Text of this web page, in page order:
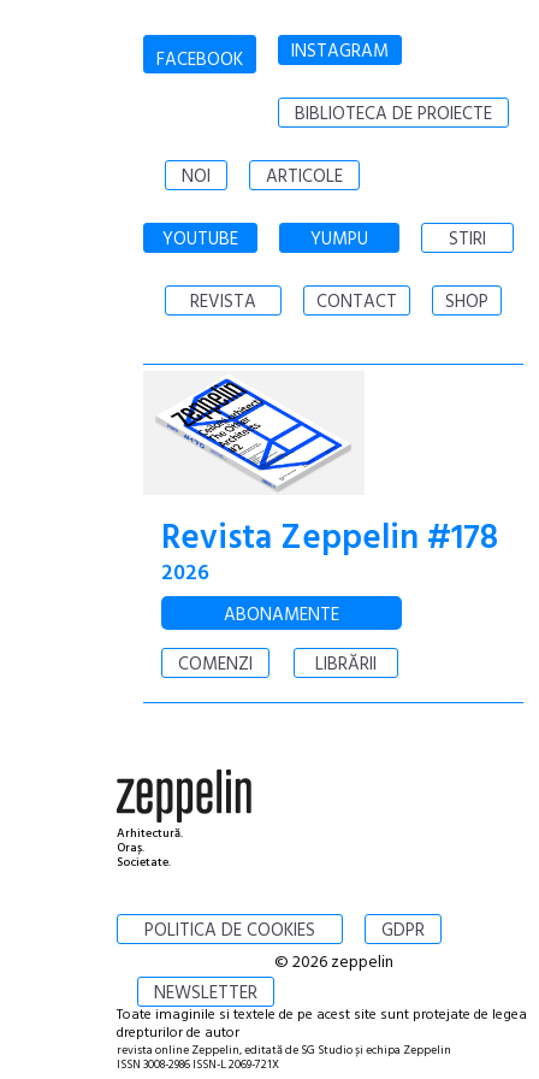
FACEBOOK INSTAGRAM
BIBLIOTECA DE PROIECTE
NOI ARTICOLE
YOUTUBE YUMPU STIRI
REVISTA CONTACT SHOP
Revista Zeppelin #178
2026
ABONAMENTE
COMENZI
LIBRĂRII
Arhitectură.
Oraș.
Societate.
POLITICA DE COOKIES GDPR
NEWSLETTER
© 2026 zeppelin
Toate imaginile si textele de pe acest site sunt protejate de legea
drepturilor de autor
revista online Zeppelin, editată de SG Studio și echipa Zeppelin
ISSN 3008-2986 ISSN-L 2069-721X